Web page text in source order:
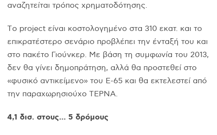
αναζητείται τρόπος χρηματοδότησης.
Tο project είναι κοστολογημένο στα 310 εκατ. και το
επικρατέστερο σενάριο προβλέπει την ένταξή του και
στο πακέτο Γιούνκερ. Mε βάση τη συμφωνία του 2013,
δεν θα γίνει δημοπράτηση, αλλά θα προστεθεί στο
«φυσικό αντικείμενο» του E-65 και θα εκτελεστεί από
την παραχωρησιούχο TEPNA.
4,1 δισ. στους… 5 δρόμους